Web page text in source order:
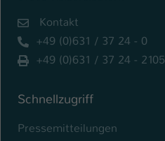
Kontakt
+49 (0)631 / 37 24 - 0
+49 (0)631 / 37 24 - 2105
Schnellzugriff
Pressemitteilungen